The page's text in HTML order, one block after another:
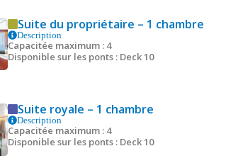
Suite du propriétaire – 1 chambre
Description
Capacitée maximum : 4
Disponible sur les ponts : Deck 10
Suite royale – 1 chambre
Description
Capacitée maximum : 4
Disponible sur les ponts : Deck 10